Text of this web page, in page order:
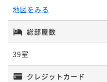
地図をみる
総部屋数
39室
クレジットカード